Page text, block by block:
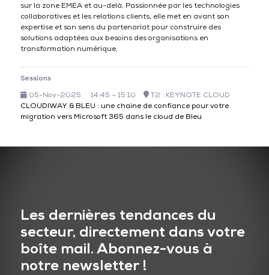
sur la zone EMEA et au-delà. Passionnée par les technologies
collaboratives et les relations clients, elle met en avant son
expertise et son sens du partenariat pour construire des
solutions adaptées aux besoins des organisations en
transformation numérique.
Sessions
05-Nov-2025
14:45 – 15:10
T2 : KEYNOTE CLOUD
CLOUDIWAY & BLEU : une chaine de confiance pour votre
migration vers Microsoft 365 dans le cloud de Bleu
Les dernières tendances du
secteur, directement dans votre
boîte mail. Abonnez-vous à
notre newsletter !